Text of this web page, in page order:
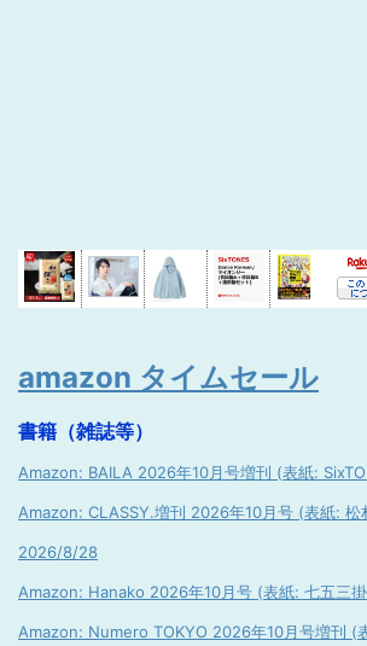
amazon タイムセール
書籍（雑誌等）
Amazon: BAILA 2026年10月号増刊 (表紙:
Amazon: CLASSY.増刊 2026年10月号 (表紙: 松
2026/8/28
Amazon: Hanako 2026年10月号 (表紙: 七五三
Amazon: Numero TOKYO 2026年10月号増刊 (